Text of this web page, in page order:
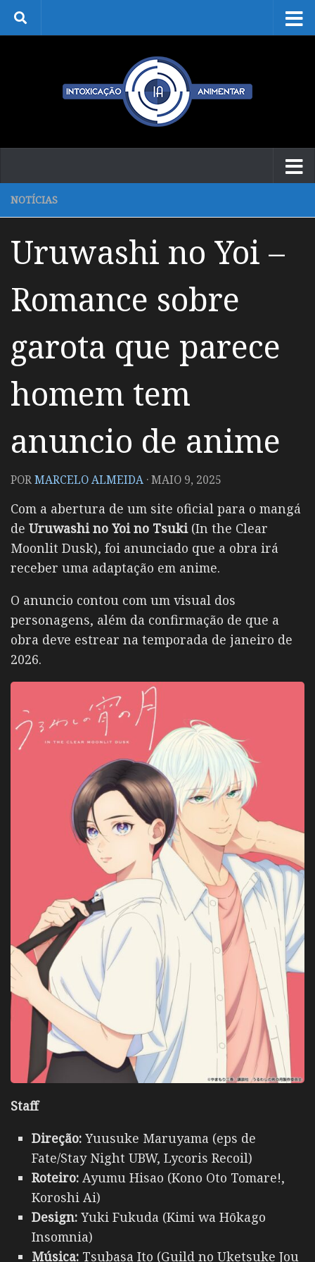
Skip to content
NOTÍCIAS
Uruwashi no Yoi –
Romance sobre
garota que parece
homem tem
anuncio de anime
PORMARCELO ALMEIDA ·MAIO 9, 2025
Com a abertura de um site oficial para o mangá
de Uruwashi no Yoi no Tsuki(In the Clear
Moonlit Dusk), foi anunciado que a obra irá
receber uma adaptação em anime.
O anuncio contou com um visual dos
personagens, além da confirmação de que a
obra deve estrear na temporada de janeiro de
2026.
Staff
Direção: Yuusuke Maruyama (eps de
Fate/Stay Night UBW, Lycoris Recoil)
Roteiro: Ayumu Hisao (Kono Oto Tomare!,
Koroshi Ai)
Design: Yuki Fukuda (Kimi wa Hōkago
Insomnia)
Música: Tsubasa Ito (Guild no Uketsuke Jou